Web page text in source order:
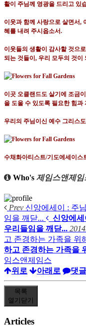
활이 주님께 영광을 드리고 있
이웃과 함께 사랑으로 살면서,
혜를 내려 주시옵소서.
이웃들의 생활이 감사할 것으
되는 것들이 , 우리 모두의 것이
이곳 오클랜드도 살기에 조금
을 도울 수 있도록 필요한 힘과
우리의 주님이신 예수 그리스
수채화아티스트/기도에세이스
Who's 제임스앤제임
Prev 신앙에세이 : 주
임을 깨닫...
신앙에
우리들임을 깨닫...
고 존경하는 가족을 위
하고 존경하는 가족을
임스앤제임스
위로
아래로 댓
목록
열기 닫기
Articles